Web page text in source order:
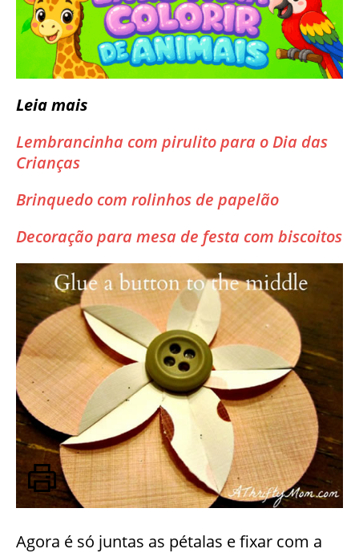
Leia mais
Lembrancinha com pirulito para o Dia das
Crianças
Brinquedo com rolinhos de papelão
Decoração para mesa de festa com biscoitos
Agora é só juntas as pétalas e fixar com a